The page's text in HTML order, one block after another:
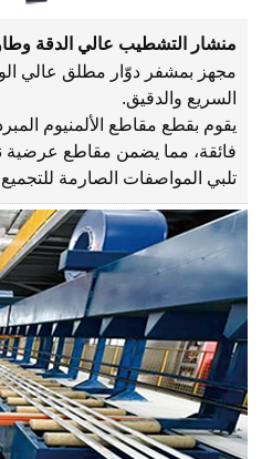
منشار التشطيب عالي الدقة
مجهز بمشفر دوّار مطلق عالي
السريع والدقيق.
يقوم بقطع مقاطع الألمنيوم
فائقة، مما يضمن مقاطع عرضية
تلبي المواصفات الصارمة